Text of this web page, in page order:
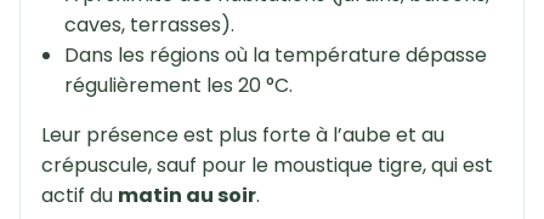
caves, terrasses).
Dans les régions où la température dépasse
régulièrement les 20 °C.
Leur présence est plus forte à l’aube et au
crépuscule, sauf pour le moustique tigre, qui est
actif du matin au soir.